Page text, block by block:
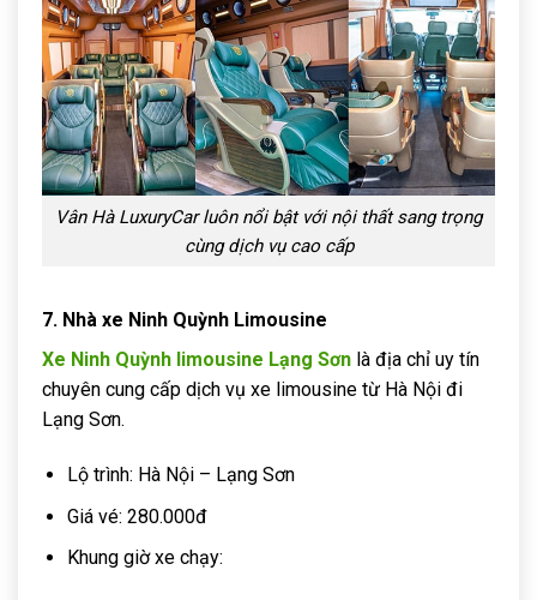
Vân Hà LuxuryCar luôn nổi bật với nội thất sang trọng
cùng dịch vụ cao cấp
7. Nhà xe Ninh Quỳnh Limousine
Xe Ninh Quỳnh limousine Lạng Sơn là địa chỉ uy tín
chuyên cung cấp dịch vụ xe limousine từ Hà Nội đi
Lạng Sơn.
Lộ trình: Hà Nội – Lạng Sơn
Giá vé: 280.000đ
Khung giờ xe chạy: